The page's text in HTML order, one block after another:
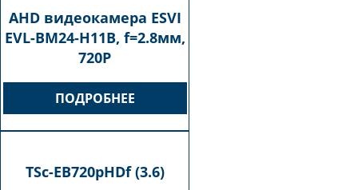
AHD видеокамера ESVI
EVL-BM24-H11B, f=2.8мм,
720P
ПОДРОБНЕЕ
TSc-EB720pHDf (3.6)